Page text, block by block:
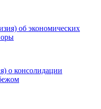
об экономических
о консолидации